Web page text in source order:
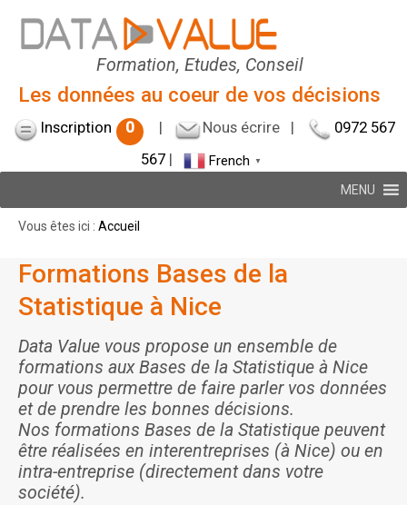
Formation, Etudes, Conseil
Les données au coeur de vos décisions
Inscription 0 | Nous écrire |
0972 567
567 | French ▼
MENU
Vous êtes ici : Accueil
Formations Bases de la
Statistique à Nice
Data Value vous propose un ensemble de
formations aux Bases de la Statistique à Nice
pour vous permettre de faire parler vos données
et de prendre les bonnes décisions.
Nos formations Bases de la Statistique peuvent
être réalisées en interentreprises (à Nice) ou en
intra-entreprise (directement dans votre
société).